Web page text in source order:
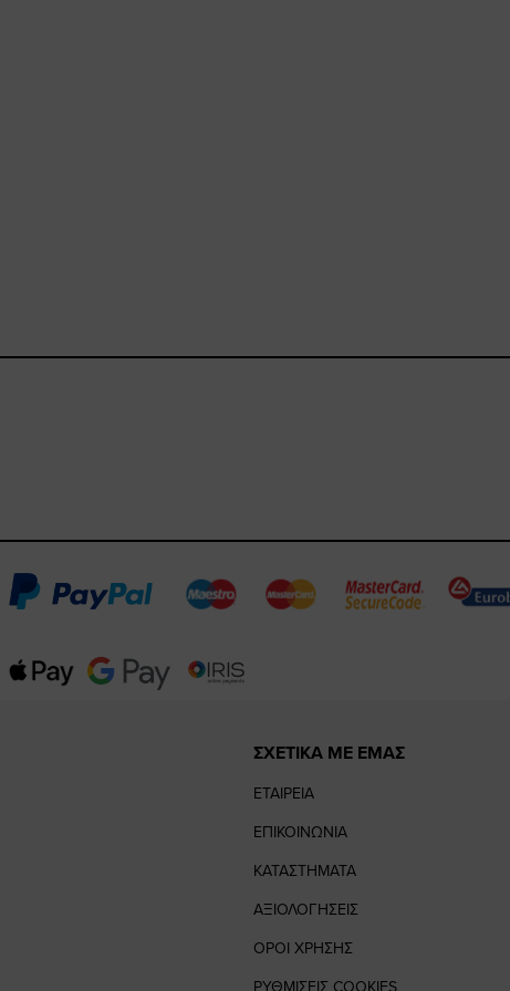
ΣΧΕΤΙΚΑ ΜΕ ΕΜΑΣ
ΕΤΑΙΡΕΙΑ
ΕΠΙΚΟΙΝΩΝΙΑ
ΚΑΤΑΣΤΗΜΑΤΑ
ΑΞΙΟΛΟΓΗΣΕΙΣ
ΟΡΟΙ ΧΡΗΣΗΣ